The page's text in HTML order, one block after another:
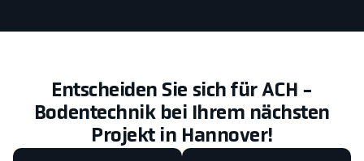
Entscheiden Sie sich für ACH -
Bodentechnik bei Ihrem nächsten
Projekt in Hannover!